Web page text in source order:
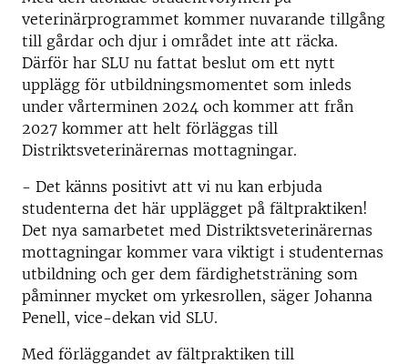
veterinärprogrammet kommer nuvarande tillgång
till gårdar och djur i området inte att räcka.
Därför har SLU nu fattat beslut om ett nytt
upplägg för utbildningsmomentet som inleds
under vårterminen 2024 och kommer att från
2027 kommer att helt förläggas till
Distriktsveterinärernas mottagningar.
- Det känns positivt att vi nu kan erbjuda
studenterna det här upplägget på fältpraktiken!
Det nya samarbetet med Distriktsveterinärernas
mottagningar kommer vara viktigt i studenternas
utbildning och ger dem färdighetsträning som
påminner mycket om yrkesrollen, säger Johanna
Penell, vice-dekan vid SLU.
Med förläggandet av fältpraktiken till